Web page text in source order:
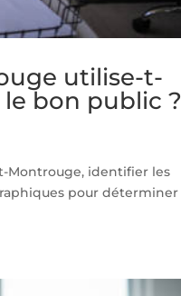
utilise-t-
bon public ?
Montrouge, identifier les
pour déterminer